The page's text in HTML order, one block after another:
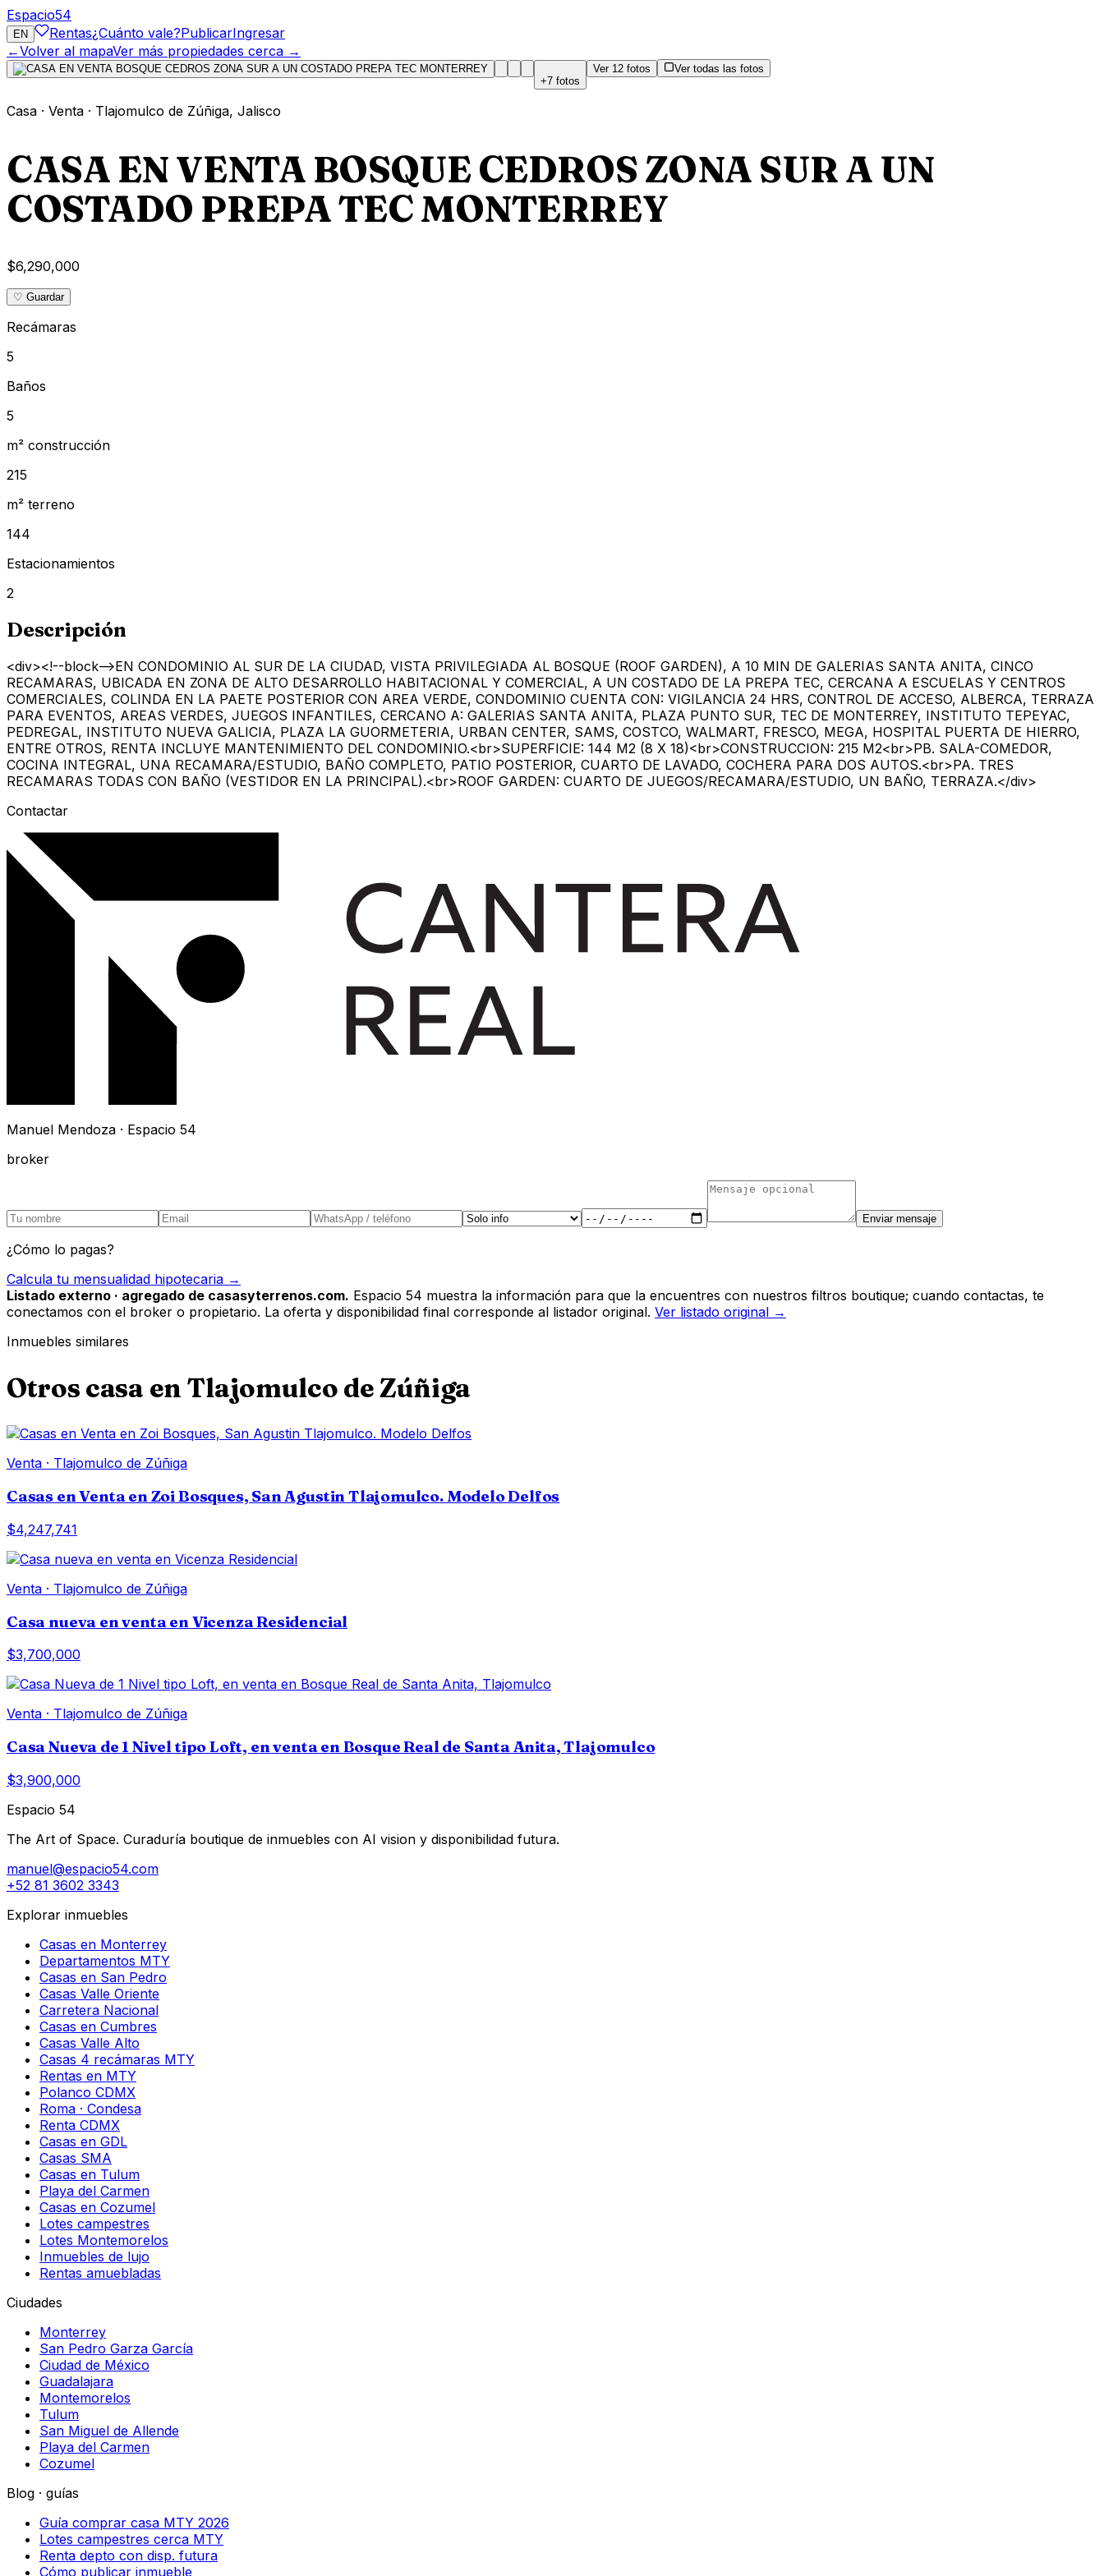
Espacio54
EN Rentas¿Cuánto vale?PublicarIngresar
←Volver al mapaVer más propiedades cerca →
+7 fotos
Ver 12 fotos Ver todas las fotos
Casa · Venta · Tlajomulco de Zúñiga, Jalisco
CASA EN VENTA BOSQUE CEDROS ZONA SUR A UN
COSTADO PREPA TEC MONTERREY
$6,290,000
♡ Guardar
Recámaras
5
Baños
5
m² construcción
215
m² terreno
144
Estacionamientos
2
Descripción
<div><!--block-->EN CONDOMINIO AL SUR DE LA CIUDAD, VISTA PRIVILEGIADA AL BOSQUE (ROOF GARDEN), A 10 MIN DE GALERIAS SANTA ANITA, CINCO
RECAMARAS, UBICADA EN ZONA DE ALTO DESARROLLO HABITACIONAL Y COMERCIAL, A UN COSTADO DE LA PREPA TEC, CERCANA A ESCUELAS Y CENTROS
COMERCIALES, COLINDA EN LA PAETE POSTERIOR CON AREA VERDE, CONDOMINIO CUENTA CON: VIGILANCIA 24 HRS, CONTROL DE ACCESO, ALBERCA, TERRAZA
PARA EVENTOS, AREAS VERDES, JUEGOS INFANTILES, CERCANO A: GALERIAS SANTA ANITA, PLAZA PUNTO SUR, TEC DE MONTERREY, INSTITUTO TEPEYAC,
PEDREGAL, INSTITUTO NUEVA GALICIA, PLAZA LA GUORMETERIA, URBAN CENTER, SAMS, COSTCO, WALMART, FRESCO, MEGA, HOSPITAL PUERTA DE HIERRO,
ENTRE OTROS, RENTA INCLUYE MANTENIMIENTO DEL CONDOMINIO.<br>SUPERFICIE: 144 M2 (8 X 18)<br>CONSTRUCCION: 215 M2<br>PB. SALA-COMEDOR,
COCINA INTEGRAL, UNA RECAMARA/ESTUDIO, BAÑO COMPLETO, PATIO POSTERIOR, CUARTO DE LAVADO, COCHERA PARA DOS AUTOS.<br>PA. TRES
RECAMARAS TODAS CON BAÑO (VESTIDOR EN LA PRINCIPAL).<br>ROOF GARDEN: CUARTO DE JUEGOS/RECAMARA/ESTUDIO, UN BAÑO, TERRAZA.</div>
Contactar
Manuel Mendoza · Espacio 54
broker
Enviar mensaje
¿Cómo lo pagas?
Calcula tu mensualidad hipotecaria →
Listado externo · agregado de casasyterrenos.com. Espacio 54 muestra la información para que la encuentres con nuestros filtros boutique; cuando contactas, te
conectamos con el broker o propietario. La oferta y disponibilidad final corresponde al listador original. Ver listado original →
Inmuebles similares
Otros casa en Tlajomulco de Zúñiga
Venta · Tlajomulco de Zúñiga
Casas en Venta en Zoi Bosques, San Agustin Tlajomulco. Modelo Delfos
$4,247,741
Venta · Tlajomulco de Zúñiga
Casa nueva en venta en Vicenza Residencial
$3,700,000
Venta · Tlajomulco de Zúñiga
Casa Nueva de 1 Nivel tipo Loft, en venta en Bosque Real de Santa Anita, Tlajomulco
$3,900,000
Espacio 54
The Art of Space. Curaduría boutique de inmuebles con AI vision y disponibilidad futura.
manuel@espacio54.com
+52 81 3602 3343
Explorar inmuebles
Casas en Monterrey
Departamentos MTY
Casas en San Pedro
Casas Valle Oriente
Carretera Nacional
Casas en Cumbres
Casas Valle Alto
Casas 4 recámaras MTY
Rentas en MTY
Polanco CDMX
Roma · Condesa
Renta CDMX
Casas en GDL
Casas SMA
Casas en Tulum
Playa del Carmen
Casas en Cozumel
Lotes campestres
Lotes Montemorelos
Inmuebles de lujo
Rentas amuebladas
Ciudades
Monterrey
San Pedro Garza García
Ciudad de México
Guadalajara
Montemorelos
Tulum
San Miguel de Allende
Playa del Carmen
Cozumel
Blog · guías
Guía comprar casa MTY 2026
Lotes campestres cerca MTY
Renta depto con disp. futura
Cómo publicar inmueble